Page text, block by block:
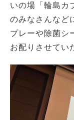
いの場「輪島カ
のみなさんなど
プレーや除菌シ
お配りさせてい